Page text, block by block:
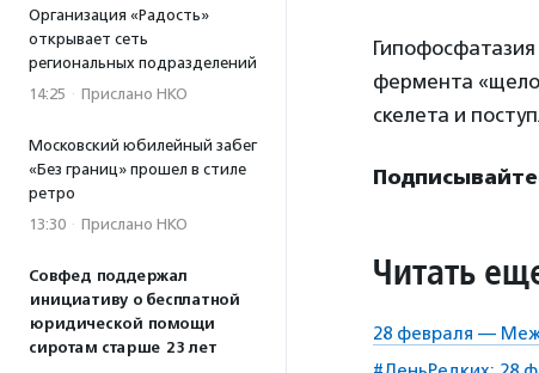
Организация «Радость»
открывает сеть
региональных подразделений
14:25 · Прислано НКО
Московский юбилейный забег
«Без границ» прошел в стиле
ретро
13:30 · Прислано НКО
Совфед поддержал
инициативу о бесплатной
юридической помощи
сиротам старше 23 лет
фермента
скелета и
Читать
28 февраля —